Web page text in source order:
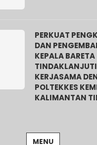
PERKUAT
DAN
KEPALA BARETA
TINDAKLANJUTI
KERJASAMA
POLTEKKES
KALIMANTAN
MENU